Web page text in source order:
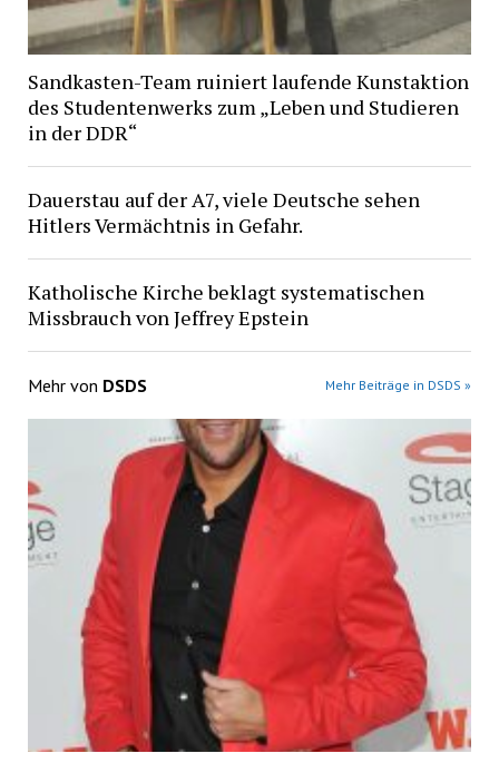
Sandkasten-Team ruiniert laufende Kunstaktion
des Studentenwerks zum „Leben und Studieren
in der DDR“
Dauerstau auf der A7, viele Deutsche sehen
Hitlers Vermächtnis in Gefahr.
Katholische Kirche beklagt systematischen
Missbrauch von Jeffrey Epstein
Mehr von DSDS Mehr Beiträge in DSDS »